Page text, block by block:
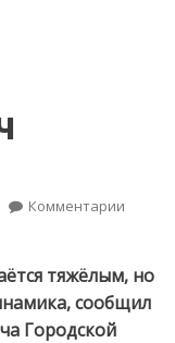
Комментарииon
тяжёлым, но
сообщил
Городской